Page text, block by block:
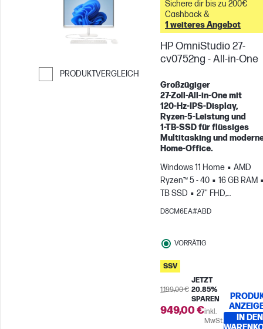
PRODUKTVERGLEICH
Weiter zum Vergleichen
Sichere dir bis zu 200€
Cashback &
1 weiteres Angebot
HP OmniStudio 27-
cv0752ng - All-in-One
Großzügiger
27‑Zoll‑All‑in‑One mit
120‑Hz‑IPS‑Display,
Ryzen‑5‑Leistung und
1‑TB‑SSD für flüssiges
Multitasking und
Home‑Office.
Windows 11 Home
AMD
Ryzen™ 5 - 40
16 GB RAM
TB SSD
27" FHD,
120Hz
AMD Radeon™-
D8CM6EA#ABD
VORRÄTIG
SSV
1.199,00 €
JETZT
20.85%
SPAREN
949,00 €inkl.
MwSt.
IN DEN